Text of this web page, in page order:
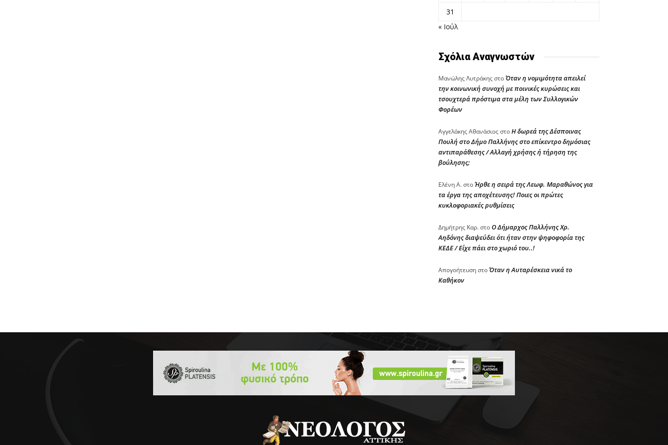
31
« Ιούλ
Σχόλια Αναγνωστών
Μανώλης ΛυτράκηςστοΌταν η νομιμότητα απειλεί
την κοινωνική συνοχή με ποινικές κυρώσεις και
τσουχτερά πρόστιμα στα μέλη των Συλλογικών
Φορέων
Αγγελάκης ΑθανάσιοςστοΗ δωρεά της Δέσποινας
Πουλή στο Δήμο Παλλήνης στο επίκεντρο δημόσιας
αντιπαράθεσης / Αλλαγή χρήσης ή τήρηση της
βούλησης;
Ελένη Α.στοΉρθε η σειρά της Λεωφ. Μαραθώνος για
τα έργα της αποχέτευσης! Ποιες οι πρώτες
κυκλοφοριακές ρυθμίσεις
Δημήτρης Καρ.στοΟ Δήμαρχος Παλλήνης Χρ.
Αηδόνης διαψεύδει ότι ήταν στην ψηφοφορία της
ΚΕΔΕ / Είχε πάει στο χωριό του..!
ΑπογοήτευσηστοΌταν η Αυταρέσκεια νικά το
Καθήκον